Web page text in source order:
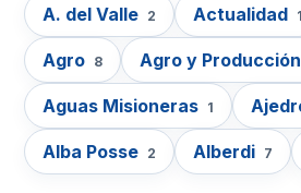
A. del Valle 2 Actualidad 1
Agro 8 Agro y Producción
Aguas Misioneras 1
Alba Posse 2 Alberdi 7